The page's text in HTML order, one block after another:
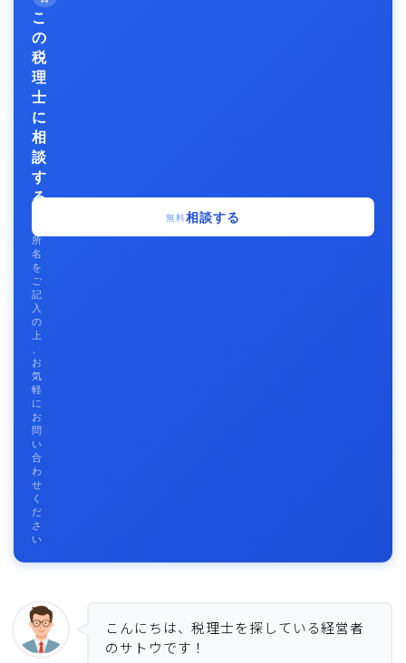
こ
の
税
理
士
に
相
談
す
る
所
名
を
ご
記
入
の
上
、
お
気
軽
に
お
問
い
合
わ
せ
く
だ
さ
い
無料相談する
こんにちは、税理士を探している経営者
のサトウです！